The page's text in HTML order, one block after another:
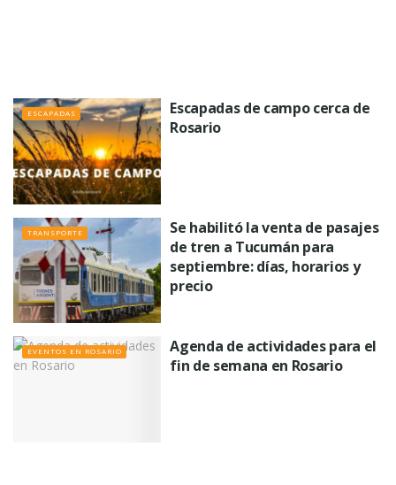
ESCAPADAS
Escapadas de campo cerca de
Rosario
TRANSPORTE
Se habilitó la venta de pasajes
de tren a Tucumán para
septiembre: días, horarios y
precio
EVENTOS EN ROSARIO
Agenda de actividades para el
fin de semana en Rosario